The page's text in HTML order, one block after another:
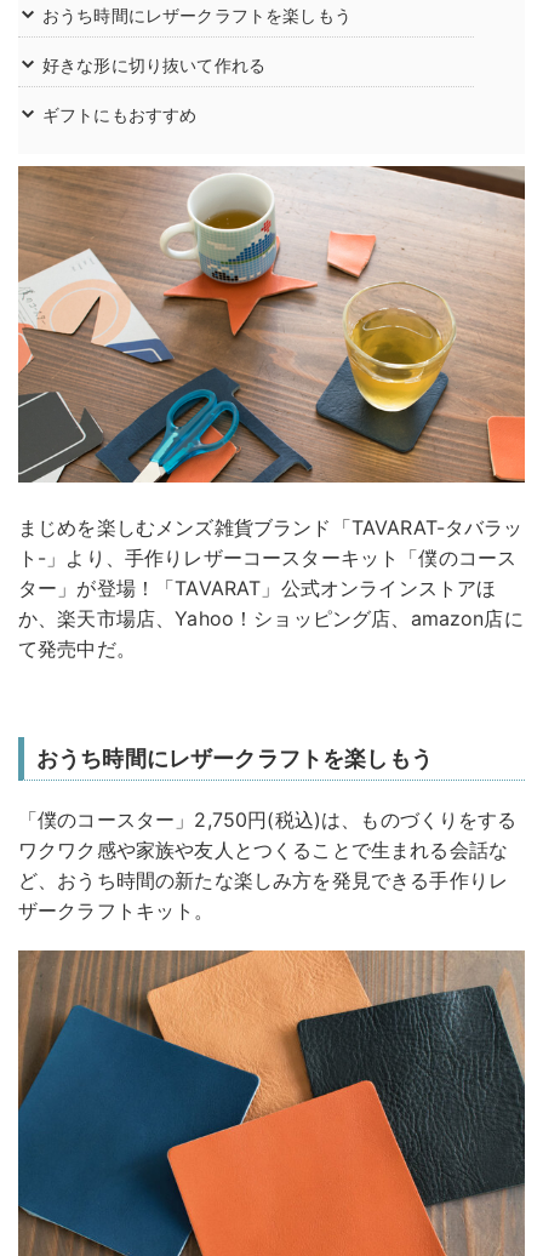
おうち時間にレザークラフトを楽しもう
好きな形に切り抜いて作れる
ギフトにもおすすめ
まじめを楽しむメンズ雑貨ブランド「TAVARAT-タバラッ
ト-」より、手作りレザーコースターキット「僕のコース
ター」が登場！「TAVARAT」公式オンラインストアほ
か、楽天市場店、Yahoo！ショッピング店、amazon店に
て発売中だ。
おうち時間にレザークラフトを楽しもう
「僕のコースター」2,750円(税込)は、ものづくりをする
ワクワク感や家族や友人とつくることで生まれる会話な
ど、おうち時間の新たな楽しみ方を発見できる手作りレ
ザークラフトキット。